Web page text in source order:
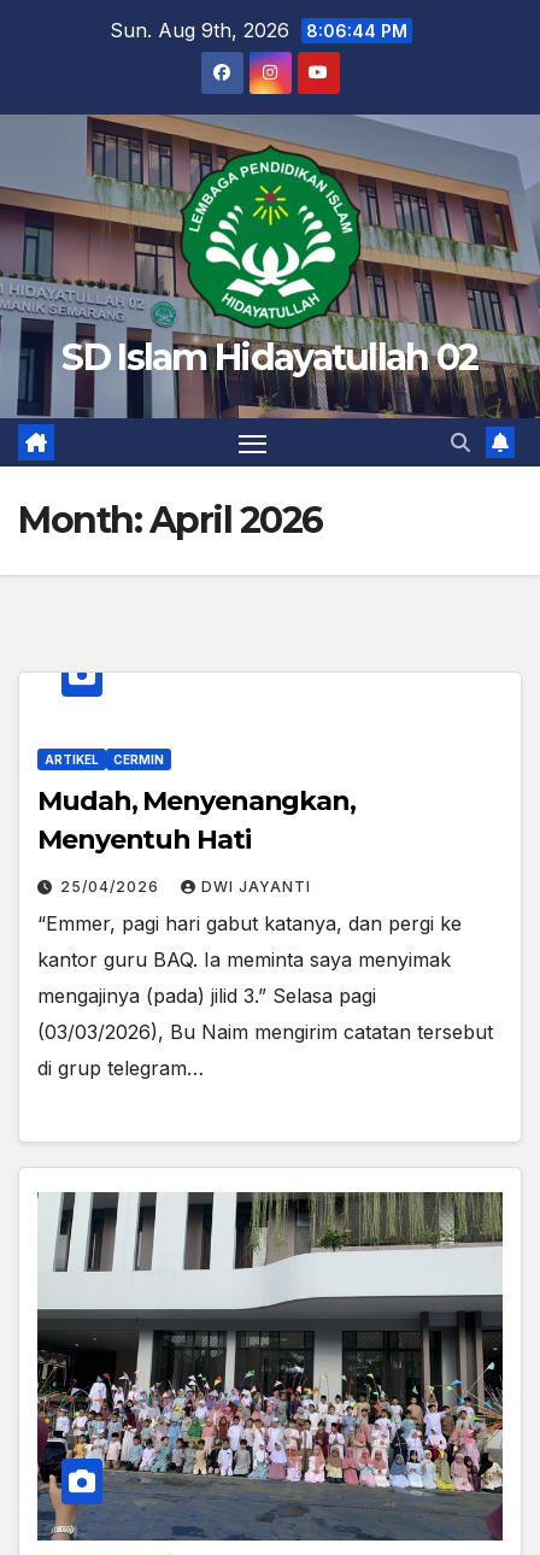
Sun. Aug 9th, 2026 8:06:45 PM
SD Islam Hidayatullah 02
Month:April 2026
ARTIKEL CERMIN
Mudah, Menyenangkan,
Menyentuh Hati
25/04/2026 DWI JAYANTI
“Emmer, pagi hari gabut katanya, dan pergi ke
kantor guru BAQ. Ia meminta saya menyimak
mengajinya (pada) jilid 3.” Selasa pagi
(03/03/2026), Bu Naim mengirim catatan tersebut
di grup telegram…